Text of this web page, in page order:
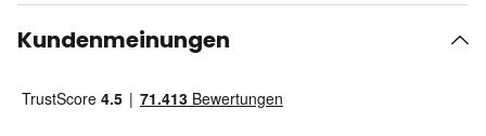
Kundenmeinungen